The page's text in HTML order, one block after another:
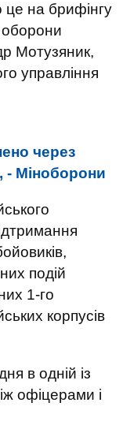
це на брифінгу
оборони
Мотузяник,
управління
через
- Міноборони
подій
1-го
корпусів
в одній із
офіцерами і